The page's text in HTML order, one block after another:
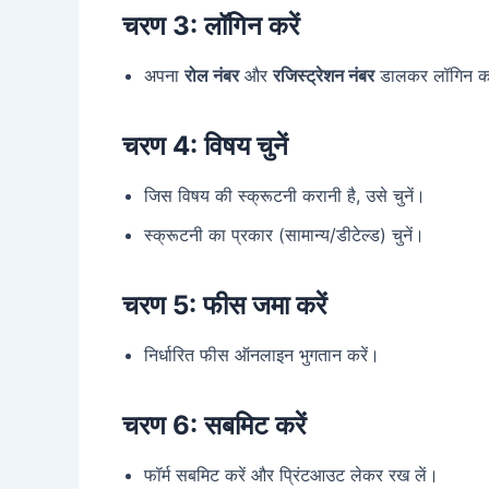
चरण 3: लॉगिन करें
अपनारोल नंबरऔररजिस्ट्रेशन नंबरडालकर लॉगिन
चरण 4: विषय चुनें
जिस विषय की स्क्रूटनी करानी है, उसे चुनें।
स्क्रूटनी का प्रकार (सामान्य/डीटेल्ड) चुनें।
चरण 5: फीस जमा करें
निर्धारित फीस ऑनलाइन भुगतान करें।
चरण 6: सबमिट करें
फॉर्म सबमिट करें और प्रिंटआउट लेकर रख लें।